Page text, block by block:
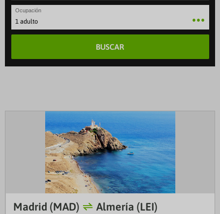
Ocupación
1 adulto
BUSCAR
Madrid (MAD) Almería (LEI)